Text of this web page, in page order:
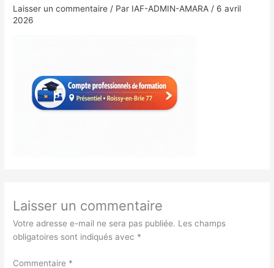
Laisser un commentaire / Par IAF-ADMIN-AMARA / 6 avril
2026
Laisser un commentaire
Votre adresse e-mail ne sera pas publiée. Les champs
obligatoires sont indiqués avec *
Commentaire *